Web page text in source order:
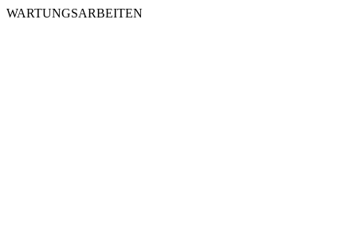
WARTUNGSARBEITEN